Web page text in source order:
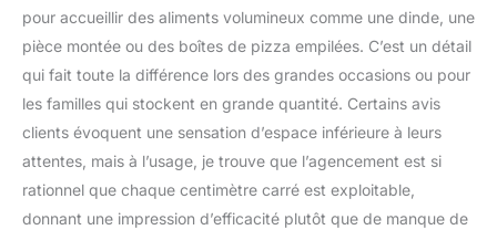
pour accueillir des aliments volumineux comme une dinde, une
pièce montée ou des boîtes de pizza empilées. C’est un détail
qui fait toute la différence lors des grandes occasions ou pour
les familles qui stockent en grande quantité. Certains avis
clients évoquent une sensation d’espace inférieure à leurs
attentes, mais à l’usage, je trouve que l’agencement est si
rationnel que chaque centimètre carré est exploitable,
donnant une impression d’efficacité plutôt que de manque de